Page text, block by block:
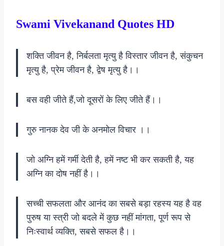
Swami Vivekanand Quotes HD
शक्ति जीवन है, निर्बलता मृत्यु है विस्तार जीवन है, संकुचन
मृत्यु है, प्रेम जीवन है, द्वेष मृत्यु है।।
बस वही जीते हैं,जो दूसरों के लिए जीते हैं।।
गुरु नानक देव जी के अनमोल विचार ।।
जो अग्नि हमें गर्मी देती है, हमें नष्ट भी कर सकती है, यह
अग्नि का दोष नहीं है।।
सच्ची सफलता और आनंद का सबसे बड़ा रहस्य यह है वह
पुरुष या स्त्री जो बदले में कुछ नहीं मांगता, पूर्ण रूप से
निःस्वार्थ व्यक्ति, सबसे सफल है।।